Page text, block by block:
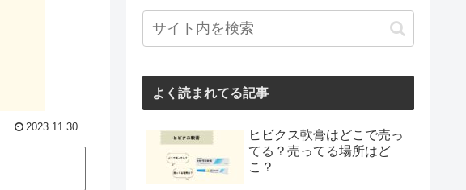
2023.11.30
よく読まれてる記事
ヒビクス軟膏はどこで売っ
てる？売ってる場所はど
こ？